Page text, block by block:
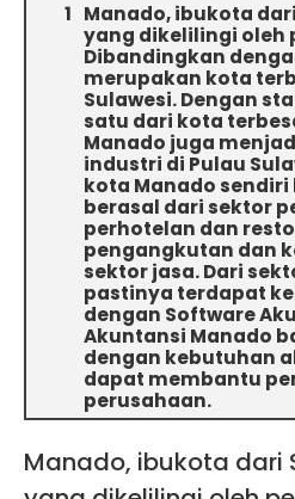
Manado, ibukota
yang dikelilingi oleh
Dibandingkan
merupakan kota
Sulawesi. Dengan
satu dari kota
Manado juga
industri di Pulau
kota Manado
berasal dari sektor
perhotelan dan
pengangkutan dan
sektor jasa. Dari
pastinya terdapat
dengan Software
Akuntansi Manado
dengan kebutuhan
dapat membantu
perusahaan.
Manado, ibukota dari